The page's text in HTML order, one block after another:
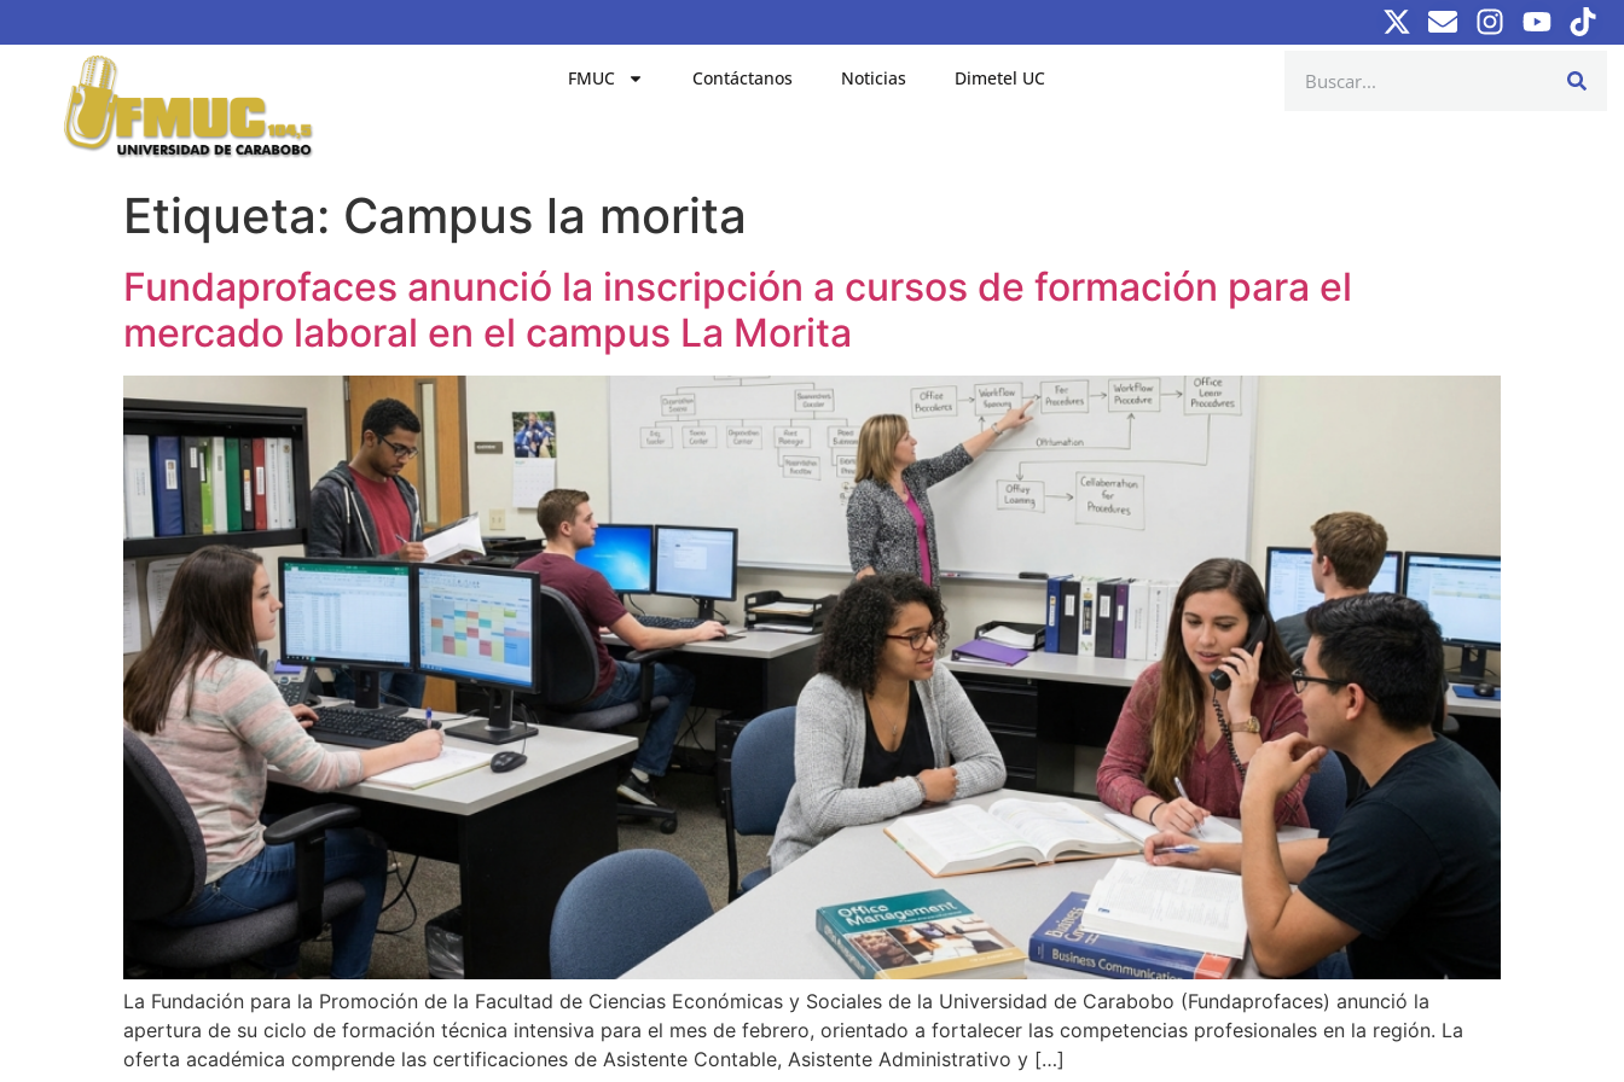
FMUC Contáctanos Noticias Dimetel UC
Etiqueta: Campus la morita
Fundaprofaces anunció la inscripción a cursos de formación para el
mercado laboral en el campus La Morita
La Fundación para la Promoción de la Facultad de Ciencias Económicas y Sociales de la Universidad de Carabobo (Fundaprofaces) anunció la
apertura de su ciclo de formación técnica intensiva para el mes de febrero, orientado a fortalecer las competencias profesionales en la región. La
oferta académica comprende las certificaciones de Asistente Contable, Asistente Administrativo y […]